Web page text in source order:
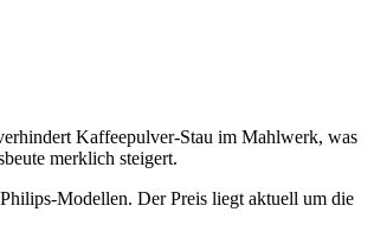
Kaffeepulver-Stau im Mahlwerk, was
merklich steigert.
Modellen. Der Preis liegt aktuell um die